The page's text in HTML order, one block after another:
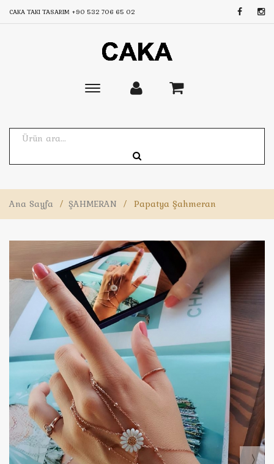
CAKA TAKI TASARIM +90 532 706 65 02
Toggle
Ana Sayfa / ŞAHMERAN / Papatya Şahmeran